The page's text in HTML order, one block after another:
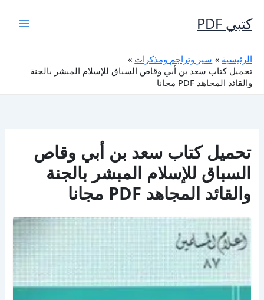
إلى
المحتوى
كتبي PDF
الرئيسية
سير وتراجم ومذكرات
تحميل كتاب سعد بن أبي وقاص السباق للإسلام المبشر بالجنة
والقائد المجاهد PDF مجانا
تحميل كتاب سعد بن أبي وقاص
السباق للإسلام المبشر بالجنة
والقائد المجاهد PDF مجانا